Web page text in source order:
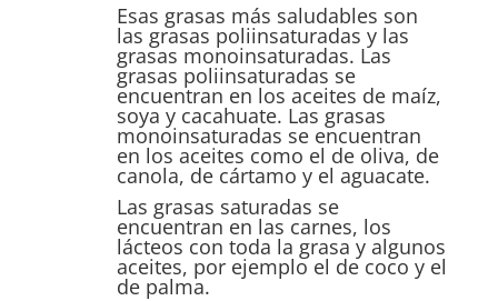
Esas grasas más saludables son
las grasas poliinsaturadas y las
grasas monoinsaturadas. Las
grasas poliinsaturadas se
encuentran en los aceites de maíz,
soya y cacahuate. Las grasas
monoinsaturadas se encuentran
en los aceites como el de oliva, de
canola, de cártamo y el aguacate.
Las grasas saturadas se
encuentran en las carnes, los
lácteos con toda la grasa y algunos
aceites, por ejemplo el de coco y el
de palma.